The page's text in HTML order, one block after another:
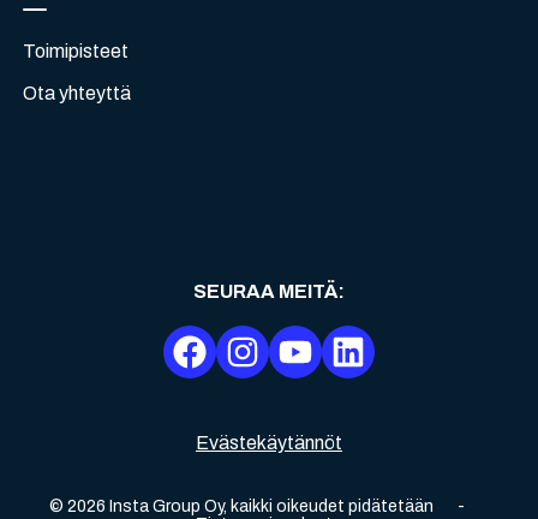
Toimipisteet
Ota yhteyttä
Evästekäytännöt
© 2026 Insta Group Oy, kaikki oikeudet pidätetään
-
SEURAA MEITÄ: